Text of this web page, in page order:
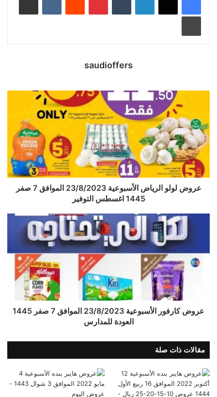
saudioffers
عروض لولو الرياض الأسبوعية 23/8/2023 الموافق 7 صفر
1445 اغسطس التوفير
عروض كارفور الأسبوعية 23/8/2023 الموافق 7 صفر 1445
العودة للمدارس
مقالات ذات صلة